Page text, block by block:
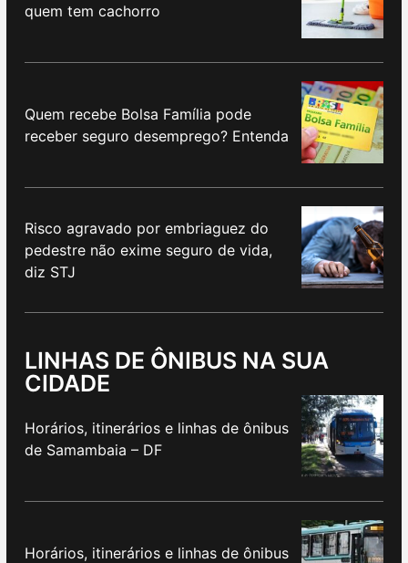
quem tem cachorro
Quem recebe Bolsa Família pode
receber seguro desemprego? Entenda
Risco agravado por embriaguez do
pedestre não exime seguro de vida,
diz STJ
LINHAS DE ÔNIBUS NA SUA
CIDADE
Horários, itinerários e linhas de ônibus
de Samambaia – DF
Horários, itinerários e linhas de ônibus